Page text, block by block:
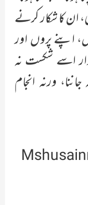
ان کا شکار کرنے
اپنے پروں اور
اسے شکست نہ
ورنہ انجام